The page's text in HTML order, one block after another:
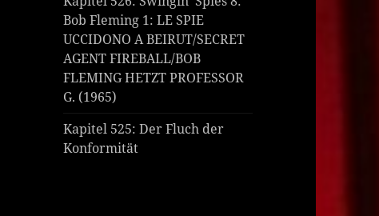
Bob Fleming 1: LE SPIE
UCCIDONO A BEIRUT/SECRET
AGENT FIREBALL/BOB
FLEMING HETZT PROFESSOR
G. (1965)
Kapitel 525: Der Fluch der
Konformität